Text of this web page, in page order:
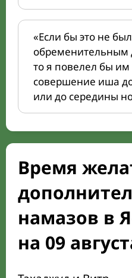
«Если бы это не
то я повелел бы им
совершение иша
или до середины
Время
намазов в
на 09